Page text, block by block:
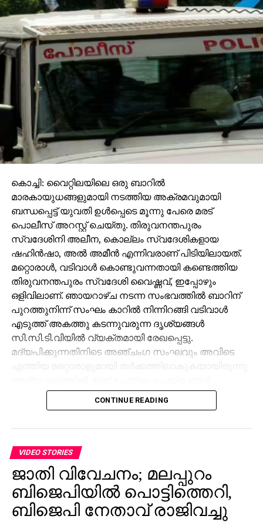
വിശദീകരിച്ചു. സംസാരത്തിലെ ഒചിത്യത്തെക്കുറിച്ച്
ആലോചിക്കേണ്ടത് മന്ത്രിയാണെന്ന് പിന്നീട് സിപിഐ
ജില്ലാ കമ്മിറ്റി ഓഫീസില്‍ നടത്തിയ വാര്‍ത്താ
സമ്മേളനത്തിലും കാനം വ്യക്തമാക്കി. തോമസ് ചാണ്ടി
സ്വീകരണ സമ്മേളനത്തിലെ അധ്യക്ഷന്‍ മാത്രമാണ്.
ജാഥയുടെ നിലപാട് പറയുന്നത് ജാഥാ ക്യാപ്റ്റനോ
ജാഥാ അംഗങ്ങളോ ആണ്. സമ്മേളനത്തിന്റെ
അധ്യക്ഷനല്ല. അധ്യക്ഷന്‍ പറയുന്നതിന്റെ
ഉത്തരവാദിത്വം അദ്ദേഹത്തിന് മാത്രമാണെന്നും കാനം
കൂട്ടി ചേര്‍ത്തു. വടക്കന്‍ മേഖലാ യാത്രയില്‍ സിപിഎം
സ്വതന്ത്ര എംഎല്‍എയായ പി. വി അന്‍വര്‍
പങ്കെടുക്കണോ വേണ്ടയോ എന്ന് തീരുമാനിക്കാനുള്ള
സംബന്ധിച്ചടുത്തോളം അദ്ദേഹം എന്‍സിപിയുടെ
എംഎല്‍എയാണ്. അദ്ദേഹത്തിന്റെ നിയോജക
മണ്ഡലത്തില്‍ ജാഥാ സ്വീകരണം നടന്നതുകൊണ്ടാണ്
തോമസ് ചാണ്ടി അധ്യക്ഷ പദവിയില്‍ എത്തിയതെന്നും
കാനം കൂട്ടി ചേര്‍ത്തു.
RELATED TOPICS:
UP NEXT
DON'T MISS
രാജ്യവും ജനാധിപത്യവും നിലനിര്‍ത്താനുള്ള
പോരാട്ടം
കൊച്ചി: വൈറ്റിലയിലെ ഒരു ബാറില്‍
മാരകായുധങ്ങളുമായി നടത്തിയ അക്രമവുമായി
ബന്ധപ്പെട്ട് യുവതി ഉള്‍പ്പെടെ മൂന്നു പേരെ മരട്
പൊലീസ് അറസ്റ്റ് ചെയ്തു. തിരുവനന്തപുരം
സ്വദേശിനി അലീന, കൊല്ലം സ്വദേശികളായ
ഷഹിന്‍ഷാ, അല്‍ അമീന്‍ എന്നിവരാണ് പിടിയിലായത്.
മറ്റൊരാള്‍, വടിവാള്‍ കൊണ്ടുവന്നതായി കണ്ടെത്തിയ
തിരുവനന്തപുരം സ്വദേശി വൈഷ്ണവ്, ഇപ്പോഴും
ഒളിവിലാണ്. ഞായറാഴ്ച നടന്ന സംഭവത്തില്‍ ബാറിന്
പുറത്തുനിന്ന് സംഘം കാറില്‍ നിന്നിറങ്ങി വടിവാള്‍
എടുത്ത് അകത്തു കടന്നുവരുന്ന ദൃശ്യങ്ങള്‍
സി.സി.ടി.വിയില്‍ വ്യക്തമായി രേഖപ്പെട്ടു.
മദ്യപിക്കുന്നതിനിടെ അഞ്ചംഗ സംഘവും അവിടെ
ജീവനക്കാരുമായി സംഘര്‍ഷം ശക്തമായി. പ്രതികളുടെ
സംഘം ആദ്യം ബാറില്‍ നിന്ന് പുറത്തുപോയെങ്കിലും,
ജീവനക്കാര്‍ക്ക് മര്‍ദനമേല്‍ക്കുകയും അക്രമം
ആവര്‍ത്തിച്ച് അഞ്ചുതവണ വരെ തിരിച്ചെത്തി
ആക്രമണം നടത്തിയതായും ബാര്‍ ഉടമ നല്‍കിയ
പരാതിയില്‍ പറയുന്നു. വിദ്യാഭ്യാസ
ആവശ്യങ്ങള്‍ക്കായി എറണാകുളത്ത് എത്തിയവരാണ്
പ്രതികളെന്ന് പൊലീസ് കണ്ടെത്തിയിട്ടുണ്ട്.
CONTINUE READING
VIDEO STORIES
ജാതി വിവേചനം; മലപ്പുറം
ബിജെപിയില്‍ പൊട്ടിത്തെറി,
ബിജെപി നേതാവ് രാജിവച്ചു